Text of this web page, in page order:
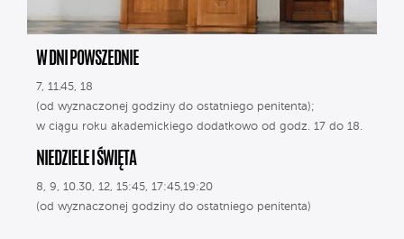
W DNI POWSZEDNIE
7, 11.45, 18
(od wyznaczonej godziny do ostatniego penitenta);
w ciągu roku akademickiego dodatkowo od godz. 17 do 18.
NIEDZIELE I ŚWIĘTA
8, 9, 10.30, 12, 15:45, 17:45,19:20
(od wyznaczonej godziny do ostatniego penitenta)